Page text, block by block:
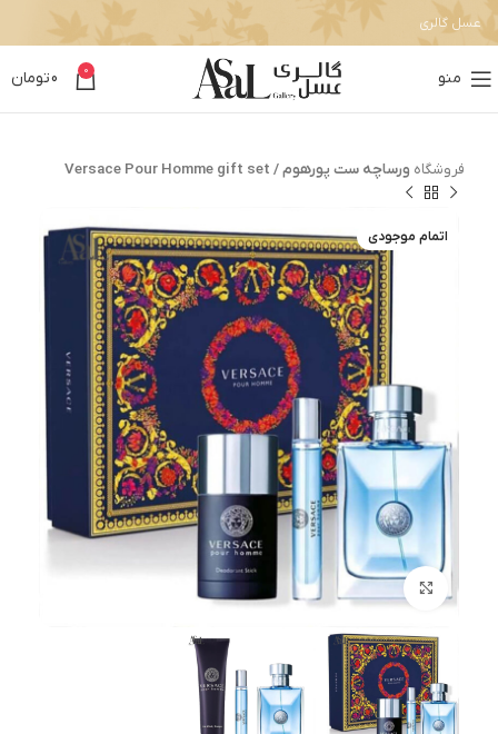
عسل گالری
منو 0
0تومان
فروشگاه ورساچه ست پورهوم / Versace Pour Homme gift set
اتمام موجودی
بزرگنمایی تصویر